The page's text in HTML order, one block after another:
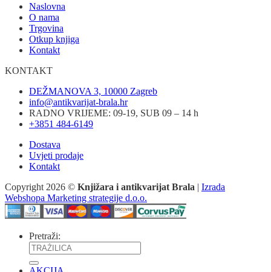
Naslovna
O nama
Trgovina
Otkup knjiga
Kontakt
KONTAKT
DEŽMANOVA 3, 10000 Zagreb
info@antikvarijat-brala.hr
RADNO VRIJEME: 09-19, SUB 09 – 14 h
+3851 484-6149
Dostava
Uvjeti prodaje
Kontakt
Copyright 2026 © Knjižara i antikvarijat Brala | Izrada
Webshopa Marketing strategije d.o.o.
Pretraži: